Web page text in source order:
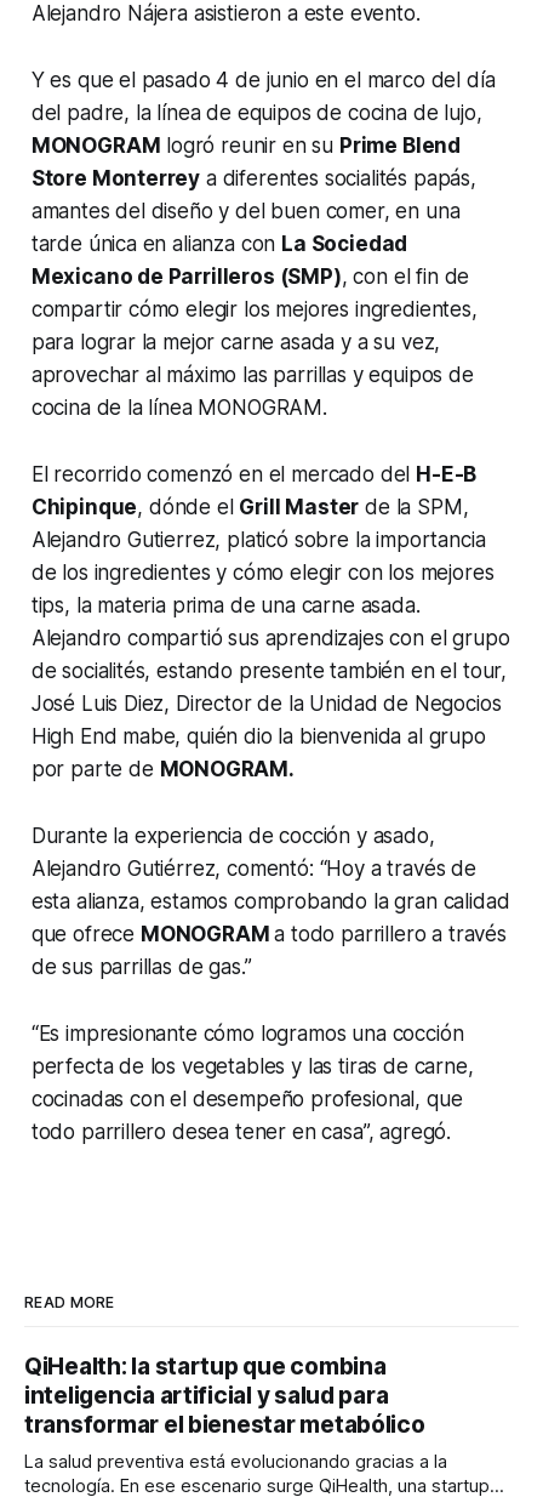
Alejandro Nájera asistieron a este evento.
Y es que el pasado 4 de junio en el marco del día
del padre, la línea de equipos de cocina de lujo,
MONOGRAM logró reunir en su Prime Blend
Store Monterrey a diferentes socialités papás,
amantes del diseño y del buen comer, en una
tarde única en alianza con La Sociedad
Mexicano de Parrilleros (SMP), con el fin de
compartir cómo elegir los mejores ingredientes,
para lograr la mejor carne asada y a su vez,
aprovechar al máximo las parrillas y equipos de
cocina de la línea MONOGRAM.
El recorrido comenzó en el mercado del H-E-B
Chipinque, dónde el Grill Master de la SPM,
Alejandro Gutierrez, platicó sobre la importancia
de los ingredientes y cómo elegir con los mejores
tips, la materia prima de una carne asada.
Alejandro compartió sus aprendizajes con el grupo
de socialités, estando presente también en el tour,
José Luis Diez, Director de la Unidad de Negocios
High End mabe, quién dio la bienvenida al grupo
por parte de MONOGRAM.
Durante la experiencia de cocción y asado,
Alejandro Gutiérrez, comentó: “Hoy a través de
esta alianza, estamos comprobando la gran calidad
que ofrece MONOGRAMa todo parrillero a través
de sus parrillas de gas.”
“Es impresionante cómo logramos una cocción
perfecta de los vegetables y las tiras de carne,
cocinadas con el desempeño profesional, que
todo parrillero desea tener en casa”, agregó.
READ MORE
QiHealth: la startup que combina
inteligencia artificial y salud para
transformar el bienestar metabólico
La salud preventiva está evolucionando gracias a la
tecnología. En ese escenario surge QiHealth, una startup